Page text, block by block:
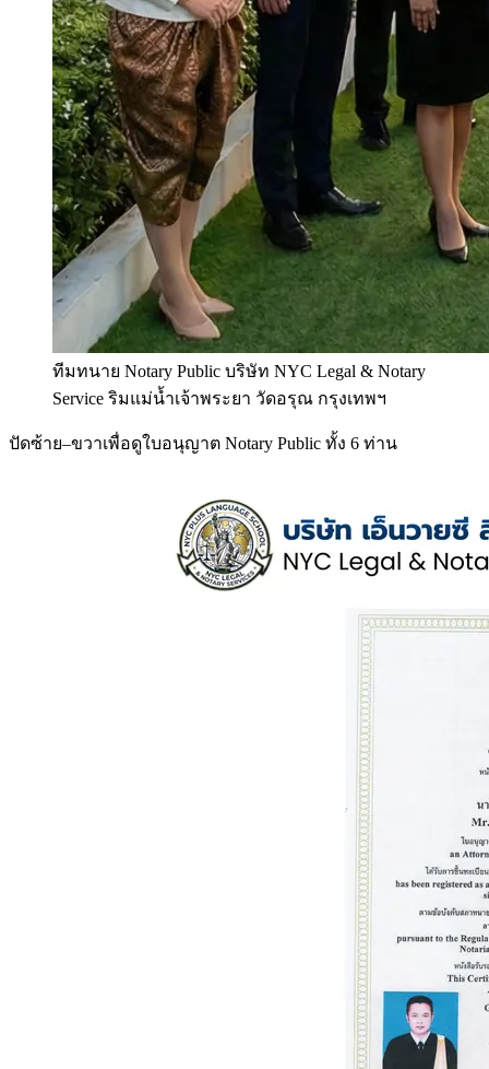
ทีมทนาย Notary Public บริษัท NYC Legal & Notary
Service ริมแม่น้ำเจ้าพระยา วัดอรุณ กรุงเทพฯ
ปัดซ้าย–ขวาเพื่อดูใบอนุญาต Notary Public ทั้ง 6 ท่าน